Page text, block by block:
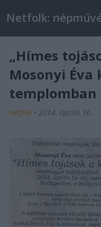
Netfolk:
„Hímes
Mosonyi
templomban
netfolk • 2014. április 16.